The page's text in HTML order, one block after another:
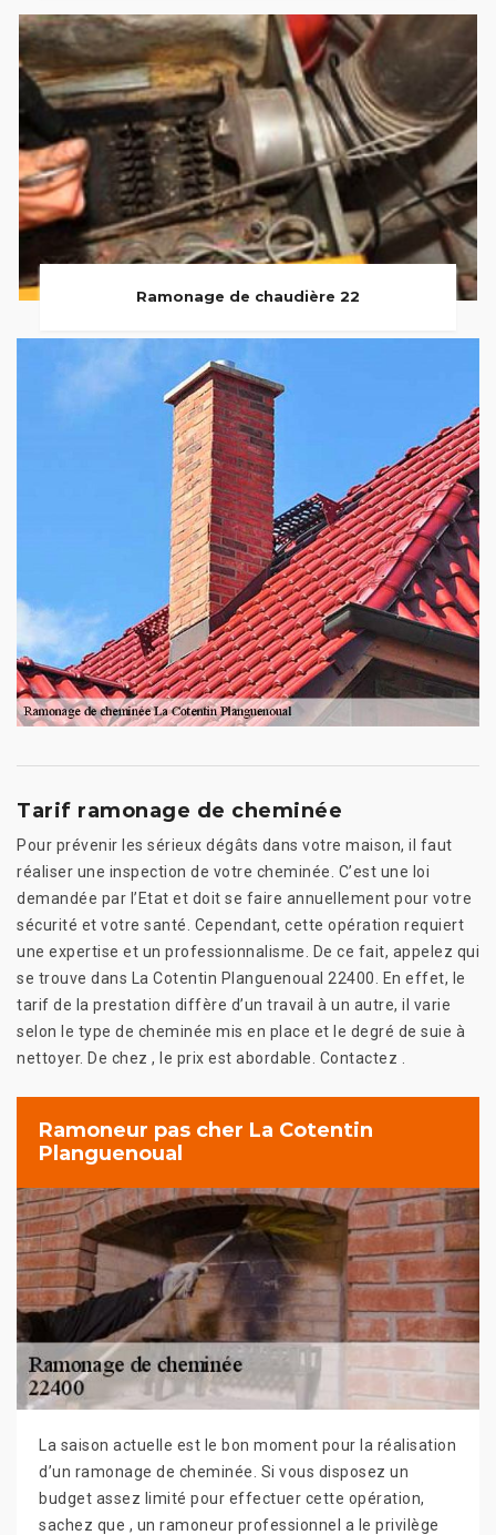
Ramonage de chaudière 22
Tarif ramonage de cheminée
Pour prévenir les sérieux dégâts dans votre maison, il faut
réaliser une inspection de votre cheminée. C’est une loi
demandée par l’Etat et doit se faire annuellement pour votre
sécurité et votre santé. Cependant, cette opération requiert
une expertise et un professionnalisme. De ce fait, appelez qui
se trouve dans La Cotentin Planguenoual 22400. En effet, le
tarif de la prestation diffère d’un travail à un autre, il varie
selon le type de cheminée mis en place et le degré de suie à
nettoyer. De chez , le prix est abordable. Contactez .
Ramoneur pas cher La Cotentin
Planguenoual
La saison actuelle est le bon moment pour la réalisation
d’un ramonage de cheminée. Si vous disposez un
budget assez limité pour effectuer cette opération,
sachez que , un ramoneur professionnel a le privilège